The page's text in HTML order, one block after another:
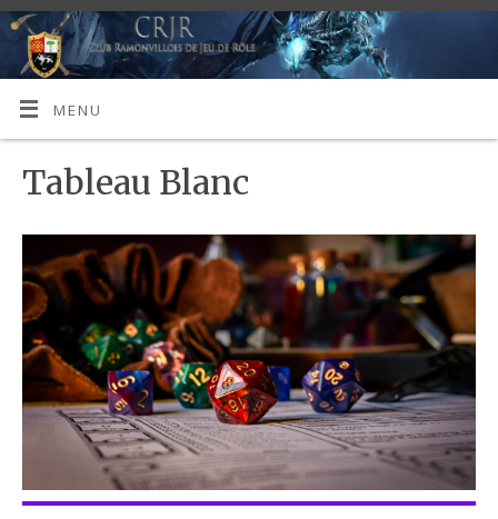
MENU
Tableau Blanc